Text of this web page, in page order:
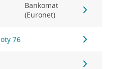
Bankomat
(Euronet)
76